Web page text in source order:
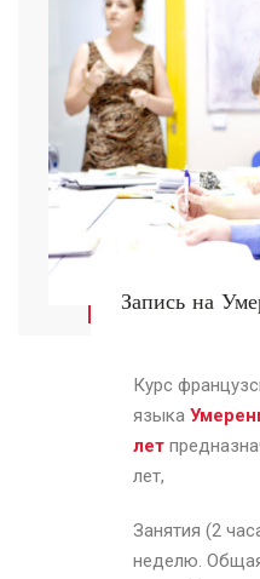
Запись на
Курс
языка
лет
лет,
Занятия (2
неделю.